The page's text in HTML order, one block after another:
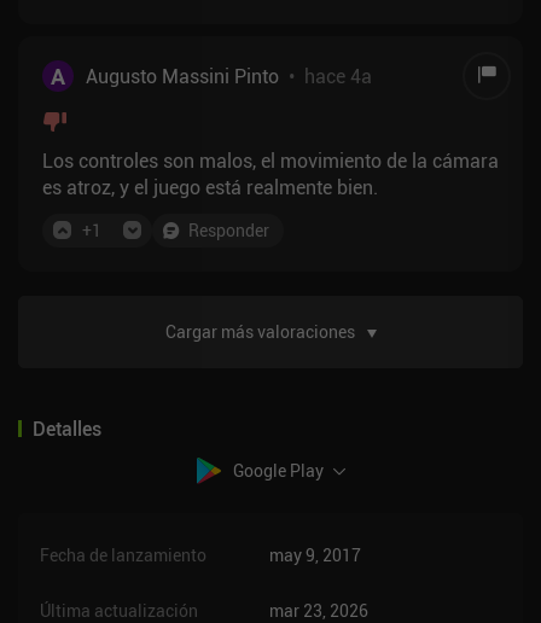
A Augusto Massini Pinto • hace 4a
Los controles son malos, el movimiento de la cámara
es atroz, y el juego está realmente bien.
+1 Responder
Cargar más valoraciones
Detalles
Google Play
Fecha de lanzamiento may 9, 2017
Última actualización mar 23, 2026